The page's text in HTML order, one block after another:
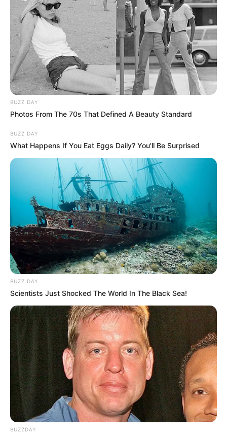
BUZZ DAY
Photos From The 70s That Defined A Beauty Standard
BUZZ DAY
What Happens If You Eat Eggs Daily? You'll Be Surprised
BUZZ DAY
Scientists Just Shocked The World In The Black Sea!
BUZZDAY